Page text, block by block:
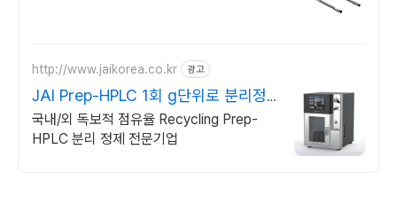
http://www.jaikorea.co.kr 광고
JAI Prep-HPLC 1회 g단위로 분리정
제가능
국내/외 독보적 점유율 Recycling Prep-
HPLC 분리 정제 전문기업